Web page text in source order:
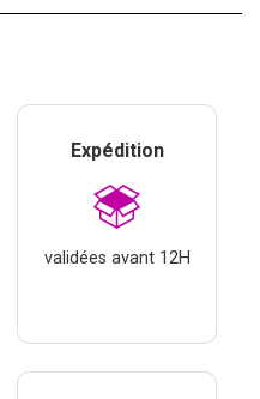
Expédition
validées avant 12H